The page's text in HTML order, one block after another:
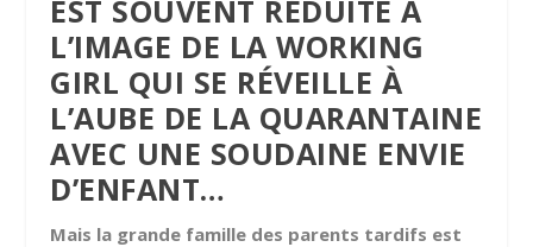
EST SOUVENT RÉDUITE À
L’IMAGE DE LA WORKING
GIRL QUI SE RÉVEILLE À
L’AUBE DE LA QUARANTAINE
AVEC UNE SOUDAINE ENVIE
D’ENFANT…
Mais la grande famille des parents tardifs est